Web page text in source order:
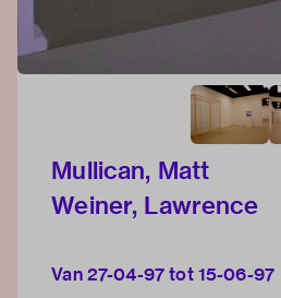
Mullican, Matt
Weiner, Lawrence
Van 27-04-97 tot 15-06-97